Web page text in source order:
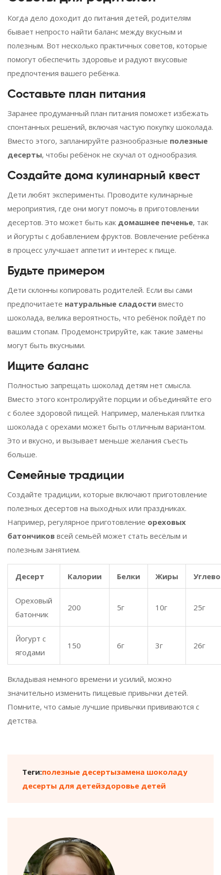
Когда дело доходит до питания детей, родителям
бывает непросто найти баланс между вкусным и
полезным. Вот несколько практичных советов, которые
помогут обеспечить здоровье и радуют вкусовые
предпочтения вашего ребёнка.
Составьте план питания
Заранее продуманный план питания поможет избежать
спонтанных решений, включая частую покупку шоколада.
Вместо этого, запланируйте разнообразные полезные
десерты, чтобы ребёнок не скучал от однообразия.
Создайте дома кулинарный квест
Дети любят эксперименты. Проводите кулинарные
мероприятия, где они могут помочь в приготовлении
десертов. Это может быть как домашнее печенье, так
и йогурты с добавлением фруктов. Вовлечение ребёнка
в процесс улучшает аппетит и интерес к пище.
Будьте примером
Дети склонны копировать родителей. Если вы сами
предпочитаете натуральные сладости вместо
шоколада, велика вероятность, что ребёнок пойдёт по
вашим стопам. Продемонстрируйте, как такие замены
могут быть вкусными.
Ищите баланс
Полностью запрещать шоколад детям нет смысла.
Вместо этого контролируйте порции и объединяйте его
с более здоровой пищей. Например, маленькая плитка
шоколада с орехами может быть отличным вариантом.
Это и вкусно, и вызывает меньше желания съесть
больше.
Семейные традиции
Создайте традиции, которые включают приготовление
полезных десертов на выходных или праздниках.
Например, регулярное приготовление ореховых
батончиков всей семьёй может стать весёлым и
полезным занятием.
Десерт Калории Белки Жиры
Ореховый
батончик
200 5г 10г 25г
Йогурт с
ягодами
150 6г 3г 26г
Вкладывая немного времени и усилий, можно
значительно изменить пищевые привычки детей.
Помните, что самые лучшие привычки прививаются с
детства.
Теги:полезные десертызамена шоколаду
десерты для детейздоровье детей